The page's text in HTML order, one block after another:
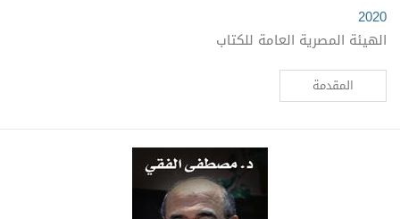
2020
الهيئة المصرية العامة للكتاب
المقدمة